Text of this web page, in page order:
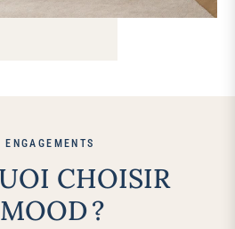
ENGAGEMENTS
CHOISIR
?